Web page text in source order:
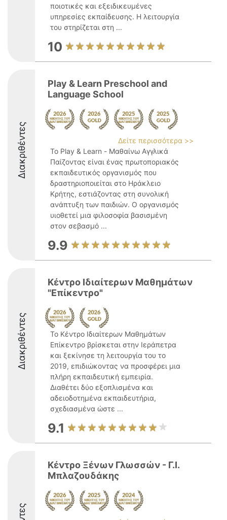
ποιοτικές και εξειδικευμένες
υπηρεσίες εκπαίδευσης. Η λειτουργία
του στηρίζεται στη ...
10
Διακριθέντες
Play & Learn Preschool and
Language School
Δείτε περισσότερα >>
Το Play & Learn - Μαθαίνω Αγγλικά
Παίζοντας είναι ένας πρωτοποριακός
εκπαιδευτικός οργανισμός που
δραστηριοποιείται στο Ηράκλειο
Κρήτης, εστιάζοντας στη συνολική
ανάπτυξη των παιδιών. Ο οργανισμός
υιοθετεί μια φιλοσοφία βασισμένη
στον σεβασμό ...
9.9
Διακριθέντες
Κέντρο Ιδιαίτερων Μαθημάτων
"Επίκεντρο"
Το Κέντρο Ιδιαίτερων Μαθημάτων
Επίκεντρο βρίσκεται στην Ιεράπετρα
και ξεκίνησε τη λειτουργία του το
2019, επιδιώκοντας να προσφέρει μια
πλήρη εκπαιδευτική εμπειρία.
Διαθέτει δύο εξοπλισμένα και
αδειοδοτημένα εκπαιδευτήρια,
σχεδιασμένα ώστε ...
9.1
Κέντρο Ξένων Γλωσσών - Γ.Ι.
Μπλαζουδάκης